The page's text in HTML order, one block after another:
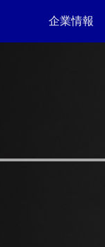
企業情報